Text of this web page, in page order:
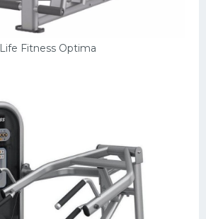
Life Fitness Optima